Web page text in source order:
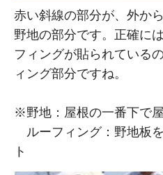
赤い斜線の部分が、外か
野地の部分です。正確に
フィングが貼られている
ィング部分ですね。
※野地：屋根の一番下で
ルーフィング：野地板
ト